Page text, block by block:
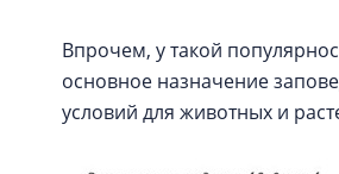
Впрочем, у такой
основное назначение
условий для животных и